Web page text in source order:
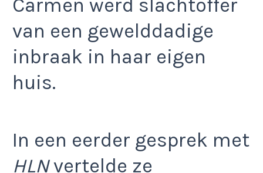
Carmen werd slachtoffer
van een gewelddadige
inbraak in haar eigen
huis.
In een eerder gesprek met
HLNvertelde ze